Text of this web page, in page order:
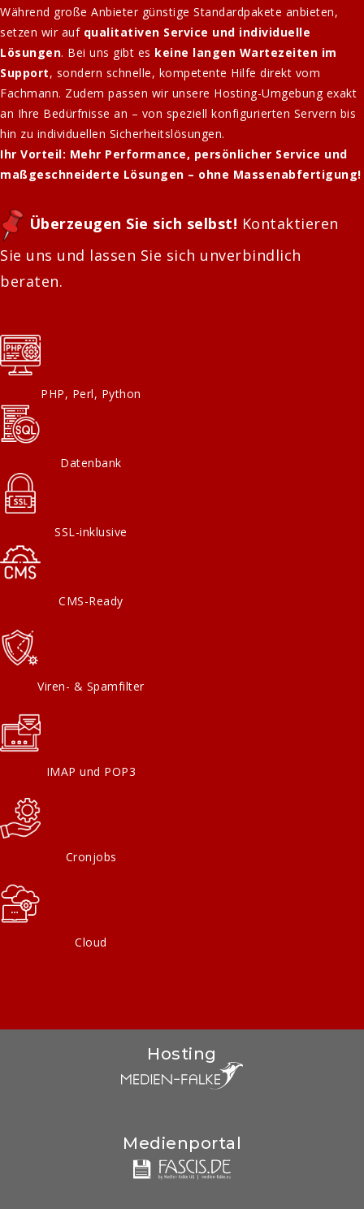
Während große Anbieter günstige Standardpakete anbieten,
setzen wir auf qualitativen Service und individuelle
Lösungen. Bei uns gibt es keine langen Wartezeiten im
Support, sondern schnelle, kompetente Hilfe direkt vom
Fachmann. Zudem passen wir unsere Hosting-Umgebung exakt
an Ihre Bedürfnisse an – von speziell konfigurierten Servern bis
hin zu individuellen Sicherheitslösungen.
Ihr Vorteil: Mehr Performance, persönlicher Service und
maßgeschneiderte Lösungen – ohne Massenabfertigung!
Überzeugen Sie sich selbst! Kontaktieren
Sie uns und lassen Sie sich unverbindlich
beraten.
PHP, Perl, Python
Datenbank
SSL-inklusive
CMS-Ready
Viren- & Spamfilter
IMAP und POP3
Cronjobs
Cloud
Hosting
Medienportal